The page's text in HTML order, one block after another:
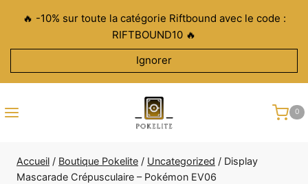
contenu
🔥 -10% sur toute la catégorie Riftbound avec le code :
RIFTBOUND10 🔥
Ignorer
0
Accueil / Boutique Pokelite / Uncategorized / Display
Mascarade Crépusculaire – Pokémon EV06